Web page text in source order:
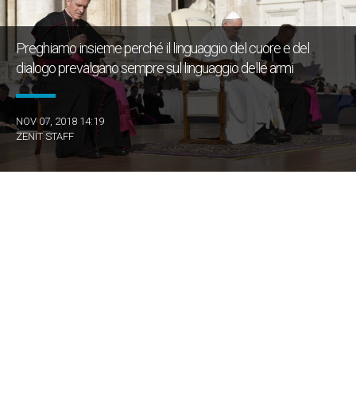
Preghiamo insieme perché il linguaggio del cuore e del
dialogo prevalgano sempre sul linguaggio delle armi
NOV 07, 2018 14:19
ZENIT STAFF